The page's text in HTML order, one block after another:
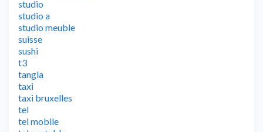
studio
studio a
studio meuble
suisse
sushi
t3
tangla
taxi
taxi bruxelles
tel
tel mobile